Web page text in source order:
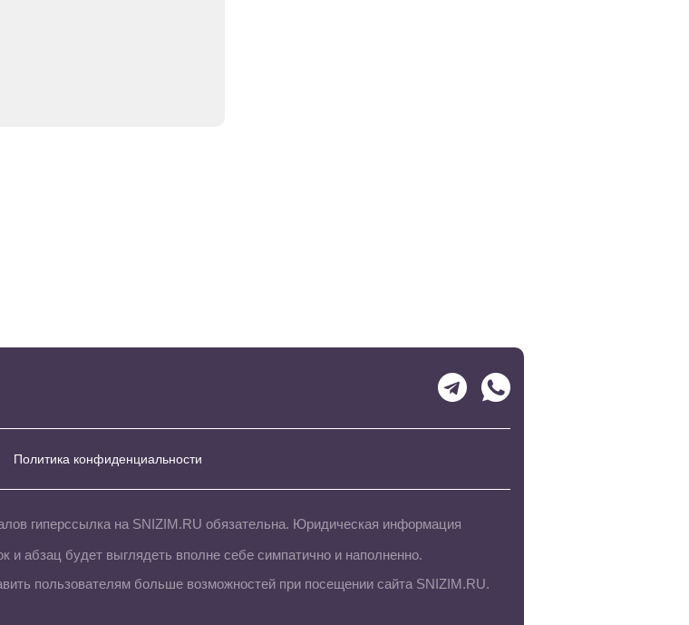
Политика конфиденциальности
гиперссылка на SNIZIM.RU обязательна. Юридическая информация
и абзац будет выглядеть вполне себе симпатично и наполненно.
пользователям больше возможностей при посещении сайта SNIZIM.RU.